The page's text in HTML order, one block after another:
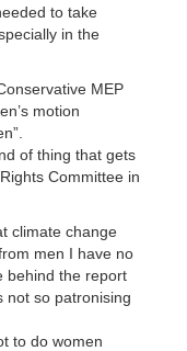
to take
in the
MEP
motion
of thing that gets
Committee in
climate change
men I have no
behind the report
not so patronising
to do women